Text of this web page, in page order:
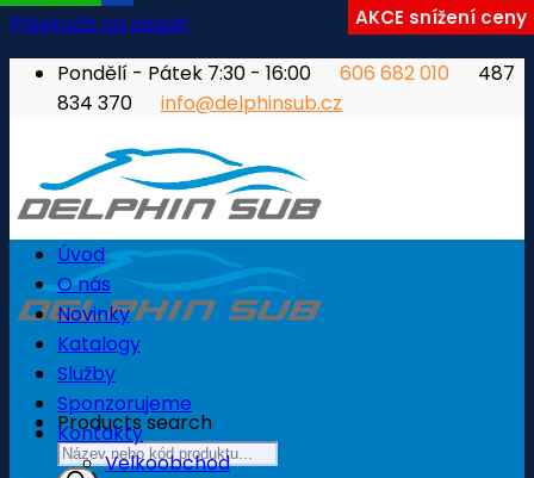
Přeskočit na obsah
Pondělí - Pátek 7:30 - 16:00
606 682 010
487
834 370
info@delphinsub.cz
Products search
Úvod
O nás
Novinky
Katalogy
Služby
Sponzorujeme
Kontakty
Velkoobchod
AKCE snížení ceny